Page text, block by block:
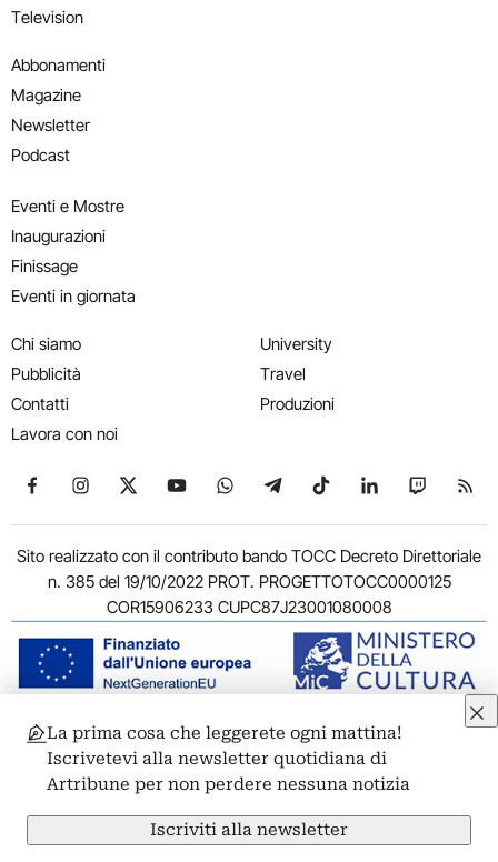
Television
Abbonamenti
Magazine
Newsletter
Podcast
Eventi e Mostre
Inaugurazioni
Finissage
Eventi in giornata
Chi siamo
Pubblicità
Contatti
Lavora con noi
University
Travel
Produzioni
Seguici su Facebook
Seguici su Instagram
Seguici su X
Seguici su YouTube
Seguici su WhatsApp
Seguici su Telegram
Seguici su TikTok
Seguici su
Seguici
Sito realizzato con il contributo bando TOCC Decreto Direttoriale
n. 385 del 19/10/2022 PROT. PROGETTOTOCC0000125
COR15906233 CUPC87J23001080008
© 2011-2026 ARTRIBUNE srl – Corso Vittorio Emanuele II, 287 –
00186 Roma - P.I. 11381581005
Privacy: Responsabile della protezione dei dati personali
ARTRIBUNE srl – Corso Vittorio Emanuele II, 287 – 00186 Roma
Termini e condizioniPrivacy PolicyCookie PolicyCredits
La prima cosa che leggerete ogni mattina!
Iscrivetevi alla newsletter quotidiana di
Artribune per non perdere nessuna notizia
Iscriviti alla newsletter